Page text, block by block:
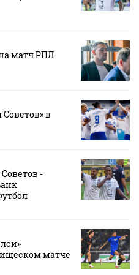
матч РПЛ
в
-
матче